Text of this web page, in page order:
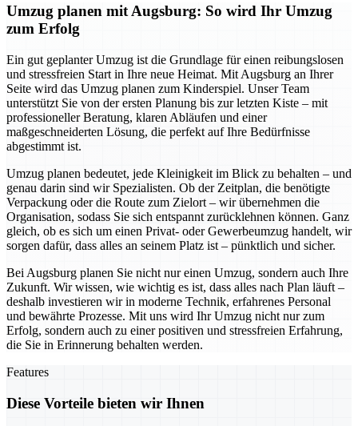
Umzug planen mit Augsburg: So wird Ihr Umzug
zum Erfolg
Ein gut geplanter Umzug ist die Grundlage für einen reibungslosen
und stressfreien Start in Ihre neue Heimat. Mit Augsburg an Ihrer
Seite wird das Umzug planen zum Kinderspiel. Unser Team
unterstützt Sie von der ersten Planung bis zur letzten Kiste – mit
professioneller Beratung, klaren Abläufen und einer
maßgeschneiderten Lösung, die perfekt auf Ihre Bedürfnisse
abgestimmt ist.
Umzug planen bedeutet, jede Kleinigkeit im Blick zu behalten – und
genau darin sind wir Spezialisten. Ob der Zeitplan, die benötigte
Verpackung oder die Route zum Zielort – wir übernehmen die
Organisation, sodass Sie sich entspannt zurücklehnen können. Ganz
gleich, ob es sich um einen Privat- oder Gewerbeumzug handelt, wir
sorgen dafür, dass alles an seinem Platz ist – pünktlich und sicher.
Bei Augsburg planen Sie nicht nur einen Umzug, sondern auch Ihre
Zukunft. Wir wissen, wie wichtig es ist, dass alles nach Plan läuft –
deshalb investieren wir in moderne Technik, erfahrenes Personal
und bewährte Prozesse. Mit uns wird Ihr Umzug nicht nur zum
Erfolg, sondern auch zu einer positiven und stressfreien Erfahrung,
die Sie in Erinnerung behalten werden.
Features
Diese Vorteile bieten wir Ihnen